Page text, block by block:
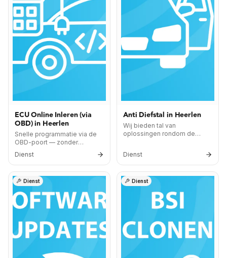
ECU Online Inleren (via
OBD) in Heerlen
Snelle programmatie via de
OBD-poort — zonder
demontage van de ECU.
Dienst
Anti Diefstal in Heerlen
Wij bieden tal van
oplossingen rondom de
Dienst
Dienst Dienst